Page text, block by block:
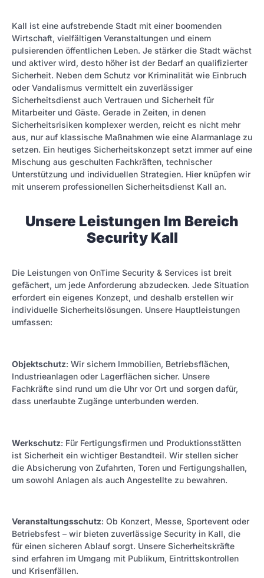
Kall ist eine aufstrebende Stadt mit einer boomen­den
Wirtschaft, vielfältigen Veranstaltungen und einem
pulsierenden öffentlichen Leben. Je stärker die Stadt wächst
und aktiver wird, desto höher ist der Bedarf an qualifizierter
Sicherheit. Neben dem Schutz vor Kriminalität wie Einbruch
oder Vandalismus vermittelt ein zuverlässiger
Sicherheitsdienst auch Vertrauen und Sicherheit für
Mitarbeiter und Gäste. Gerade in Zeiten, in denen
Sicherheitsrisiken komplexer werden, reicht es nicht mehr
aus, nur auf klassische Maßnahmen wie eine Alarmanlage zu
setzen. Ein heutiges Sicherheitskonzept setzt immer auf eine
Mischung aus geschulten Fachkräften, technischer
Unterstützung und individuellen Strategien. Hier knüpfen wir
mit unserem professionellen Sicherheitsdienst Kall an.
Unsere Leistungen Im Bereich
Security Kall
Die Leistungen von OnTime Security & Services ist breit
gefächert, um jede Anforderung abzudecken. Jede Situation
erfordert ein eigenes Konzept, und deshalb erstellen wir
individuelle Sicherheitslösungen. Unsere Hauptleistungen
umfassen:
Objektschutz: Wir sichern Immobilien, Betriebsflächen,
Industrieanlagen oder Lagerflächen sicher. Unsere
Fachkräfte sind rund um die Uhr vor Ort und sorgen dafür,
dass unerlaubte Zugänge unterbunden werden.
Werkschutz: Für Fertigungsfirmen und Produktionsstätten
ist Sicherheit ein wichtiger Bestandteil. Wir stellen sicher
die Absicherung von Zufahrten, Toren und Fertigungshallen,
um sowohl Anlagen als auch Angestellte zu bewahren.
Veranstaltungsschutz: Ob Konzert, Messe, Sportevent oder
Betriebsfest – wir bieten zuverlässige Security in Kall, die
für einen sicheren Ablauf sorgt. Unsere Sicherheitskräfte
sind erfahren im Umgang mit Publikum, Eintrittskontrollen
und Krisenfällen.